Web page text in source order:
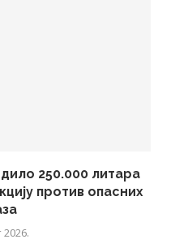
250.000 литара
против опасних
2026.